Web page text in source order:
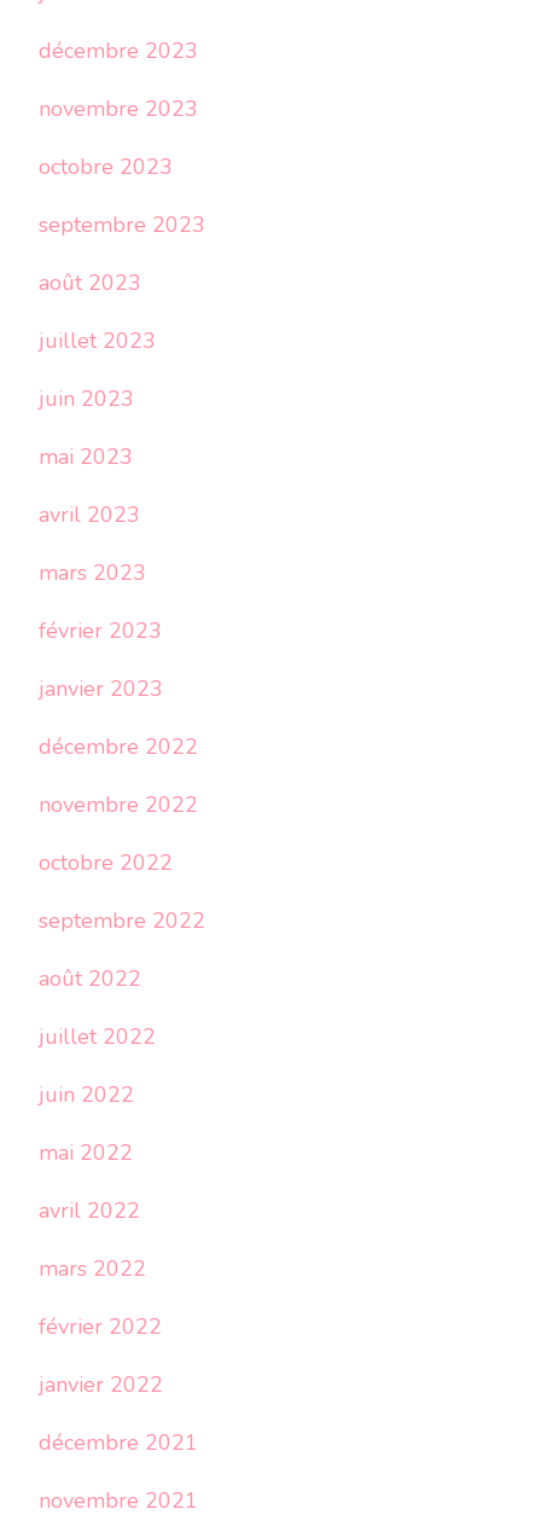
décembre 2023
novembre 2023
octobre 2023
septembre 2023
août 2023
juillet 2023
juin 2023
mai 2023
avril 2023
mars 2023
février 2023
janvier 2023
décembre 2022
novembre 2022
octobre 2022
septembre 2022
août 2022
juillet 2022
juin 2022
mai 2022
avril 2022
mars 2022
février 2022
janvier 2022
décembre 2021
novembre 2021